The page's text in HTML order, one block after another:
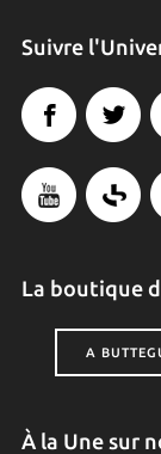
Suivre
La boutique
A
À la Une sur